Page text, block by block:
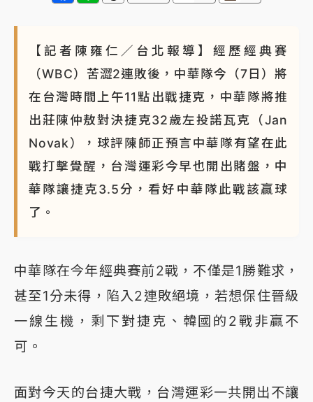
【記者陳雍仁／台北報導】經歷經典賽
（WBC）苦澀2連敗後，中華隊今（7日）將
在台灣時間上午11點出戰捷克，中華隊將推
出莊陳仲敖對決捷克32歲左投諾瓦克（Jan
Novak），球評陳師正預言中華隊有望在此
戰打擊覺醒，台灣運彩今早也開出賭盤，中
華隊讓捷克3.5分，看好中華隊此戰該贏球
了。
中華隊在今年經典賽前2戰，不僅是1勝難求，
甚至1分未得，陷入2連敗絕境，若想保住晉級
一線生機，剩下對捷克、韓國的2戰非贏不
可。
面對今天的台捷大戰，台灣運彩一共開出不讓